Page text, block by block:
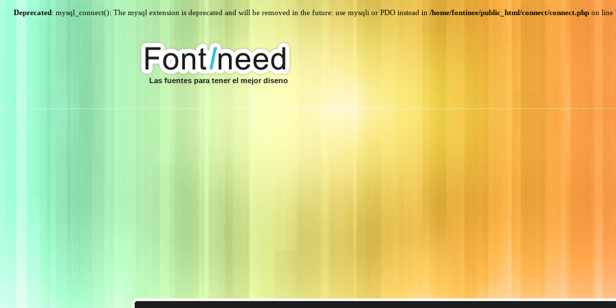
Deprecated: mysql_connect(): The mysql extension is deprecated and will be removed in the future: use mysqli or PDO instead in /home/fontinee/public_html/connect/connect.php on line
Las fuentes para tener el mejor diseno